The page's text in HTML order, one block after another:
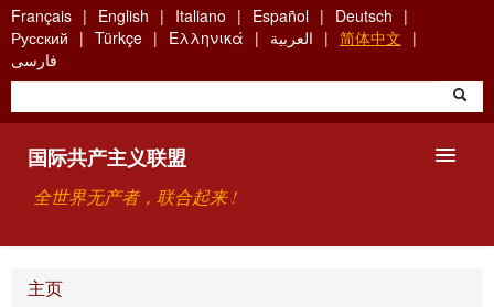
Skip
to
main
content
Français English Italiano Español
Deutsch
Русский
Türkçe Ελληνικά العربية
简体中文
فارسی
国际共产主义联盟
全世界无产者，联合起来 !
主页